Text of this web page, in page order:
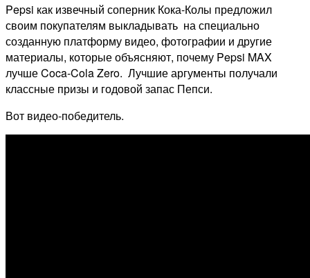
Pepsi как извечный соперник Кока-Колы предложил
своим покупателям выкладывать на специально
созданную платформу видео, фотографии и другие
материалы, которые объясняют, почему Pepsi MAX
лучше Coca-Cola Zero. Лучшие аргументы получали
классные призы и годовой запас Пепси.
Вот видео-победитель.